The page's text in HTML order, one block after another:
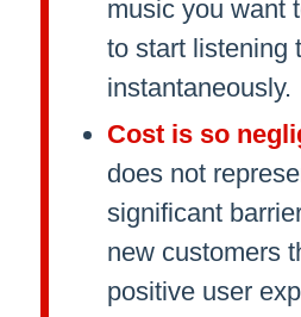
music you want
to start listening
instantaneously.
Cost is so
does not
significant
new customers
positive user